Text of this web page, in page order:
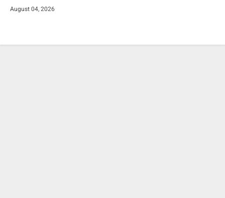
August 04, 2026